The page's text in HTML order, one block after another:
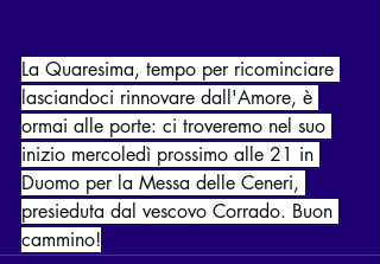
La Quaresima, tempo per ricominciare
lasciandoci rinnovare dall'Amore, è
ormai alle porte: ci troveremo nel suo
inizio mercoledì prossimo alle 21 in
Duomo per la Messa delle Ceneri,
presieduta dal vescovo Corrado. Buon
cammino!